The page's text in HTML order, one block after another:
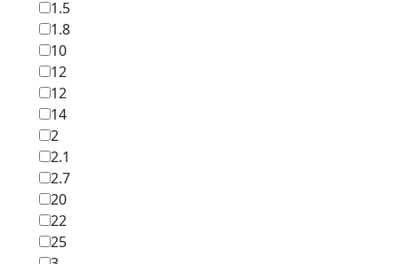
1.5
1.8
10
12
12
14
2
2.1
2.7
20
22
25